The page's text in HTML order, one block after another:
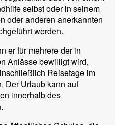
selbst oder in seinem
oder anderen anerkannten
werden.
er für mehrere der in
Anlässe bewilligt wird,
Reisetage im
Der Urlaub kann auf
innerhalb des